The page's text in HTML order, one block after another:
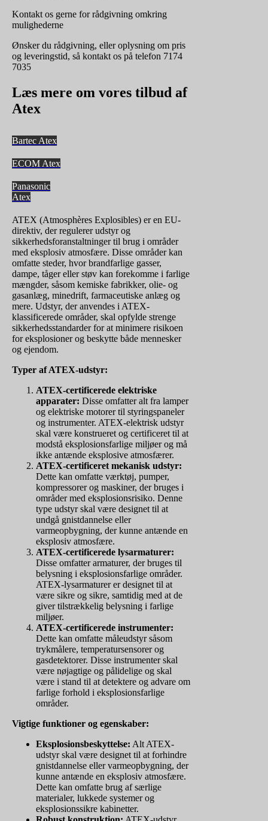
Kontakt os gerne for rådgivning omkring
mulighederne
Ønsker du rådgivning, eller oplysning om pris
og leveringstid, så kontakt os på telefon 7174
7035
Læs mere om vores tilbud af
Atex
Bartec Atex
ECOM Atex
Panasonic
Atex
ATEX (Atmosphères Explosibles) er en EU-
direktiv, der regulerer udstyr og
sikkerhedsforanstaltninger til brug i områder
med eksplosiv atmosfære. Disse områder kan
omfatte steder, hvor brandfarlige gasser,
dampe, tåger eller støv kan forekomme i farlige
mængder, såsom kemiske fabrikker, olie- og
gasanlæg, minedrift, farmaceutiske anlæg og
mere. Udstyr, der anvendes i ATEX-
klassificerede områder, skal opfylde strenge
sikkerhedsstandarder for at minimere risikoen
for eksplosioner og beskytte både mennesker
og ejendom.
Typer af ATEX-udstyr:
ATEX-certificerede elektriske
apparater: Disse omfatter alt fra lamper
og elektriske motorer til styringspaneler
og instrumenter. ATEX-elektrisk udstyr
skal være konstrueret og certificeret til at
modstå eksplosionsfarlige miljøer og må
ikke antænde eksplosive atmosfærer.
ATEX-certificeret mekanisk udstyr:
Dette kan omfatte værktøj, pumper,
kompressorer og maskiner, der bruges i
områder med eksplosionsrisiko. Denne
type udstyr skal være designet til at
undgå gnistdannelse eller
varmeopbygning, der kunne antænde en
eksplosiv atmosfære.
ATEX-certificerede lysarmaturer:
Disse omfatter armaturer, der bruges til
belysning i eksplosionsfarlige områder.
ATEX-lysarmaturer er designet til at
være sikre og sikre, samtidig med at de
giver tilstrækkelig belysning i farlige
miljøer.
ATEX-certificerede instrumenter:
Dette kan omfatte måleudstyr såsom
trykmålere, temperatursensorer og
gasdetektorer. Disse instrumenter skal
være nøjagtige og pålidelige og skal
være i stand til at detektere og advare om
farlige forhold i eksplosionsfarlige
områder.
Vigtige funktioner og egenskaber:
Eksplosionsbeskyttelse: Alt ATEX-
udstyr skal være designet til at forhindre
gnistdannelse eller varmeopbygning, der
kunne antænde en eksplosiv atmosfære.
Dette kan omfatte brug af særlige
materialer, lukkede systemer og
eksplosionssikre kabinetter.